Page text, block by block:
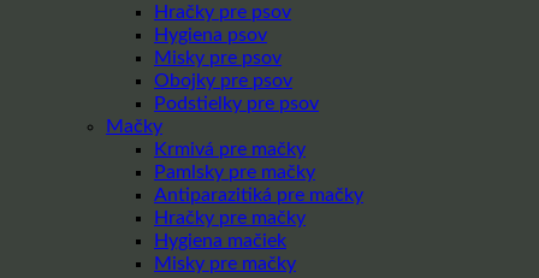
Hračky pre psov
Hygiena psov
Misky pre psov
Obojky pre psov
Podstielky pre psov
Mačky
Krmivá pre mačky
Pamlsky pre mačky
Antiparazitiká pre mačky
Hračky pre mačky
Hygiena mačiek
Misky pre mačky